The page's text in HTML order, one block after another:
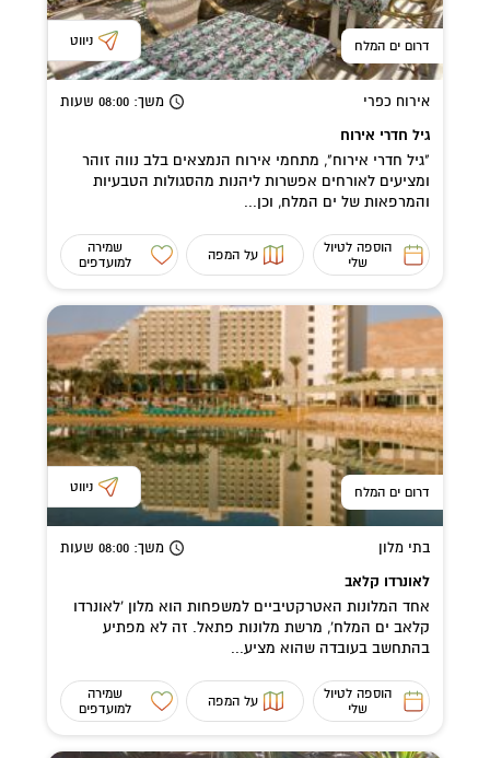
דרום ים המלח ניווט
אירוח כפרי משך: 08:00 שעות
גיל חדרי אירוח
"גיל חדרי אירוח", מתחמי אירוח הנמצאים בלב נווה זוהר
ומציעים לאורחים אפשרות ליהנות מהסגולות הטבעיות
והמרפאות של ים המלח, וכן...
הוספה לטיול
שלי
על המפה
שמירה
למועדפים
דרום ים המלח ניווט
בתי מלון משך: 08:00 שעות
לאונרדו קלאב
אחד המלונות האטרקטיביים למשפחות הוא מלון 'לאונרדו
קלאב ים המלח', מרשת מלונות פתאל. זה לא מפתיע
בהתחשב בעובדה שהוא מציע...
הוספה לטיול
שלי
על המפה
שמירה
למועדפים